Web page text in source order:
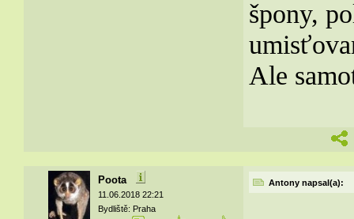
špony,
Ale
Poota
11.06.2018 22:21
Bydliště: Praha
Antony napsal(a):